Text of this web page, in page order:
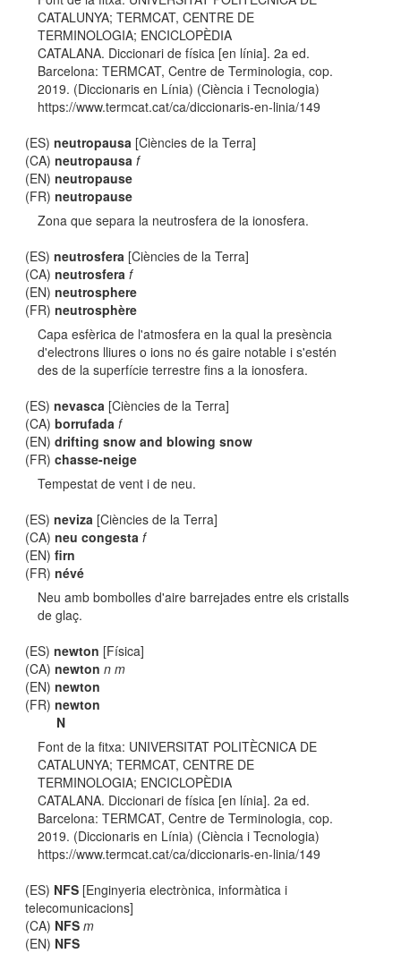
CATALUNYA; TERMCAT, CENTRE DE
TERMINOLOGIA; ENCICLOPÈDIA
CATALANA. Diccionari de física [en línia]. 2a ed.
Barcelona: TERMCAT, Centre de Terminologia, cop.
2019. (Diccionaris en Línia) (Ciència i Tecnologia)
https://www.termcat.cat/ca/diccionaris-en-linia/149
(ES)neutropausa [Ciències de la Terra]
(CA)neutropausa f
(EN)neutropause
(FR)neutropause
Zona que separa la neutrosfera de la ionosfera.
(ES)neutrosfera [Ciències de la Terra]
(CA)neutrosfera f
(EN)neutrosphere
(FR)neutrosphère
Capa esfèrica de l'atmosfera en la qual la presència
d'electrons lliures o ions no és gaire notable i s'estén
des de la superfície terrestre fins a la ionosfera.
(ES)nevasca [Ciències de la Terra]
(CA)borrufada f
(EN)drifting snow and blowing snow
(FR)chasse-neige
Tempestat de vent i de neu.
(ES)neviza [Ciències de la Terra]
(CA)neu congesta f
(EN)firn
(FR)névé
Neu amb bombolles d'aire barrejades entre els cristalls
de glaç.
(ES)newton [Física]
(CA)newton n m
(EN)newton
(FR)newton
N
Font de la fitxa: UNIVERSITAT POLITÈCNICA DE
CATALUNYA; TERMCAT, CENTRE DE
TERMINOLOGIA; ENCICLOPÈDIA
CATALANA. Diccionari de física [en línia]. 2a ed.
Barcelona: TERMCAT, Centre de Terminologia, cop.
2019. (Diccionaris en Línia) (Ciència i Tecnologia)
https://www.termcat.cat/ca/diccionaris-en-linia/149
(ES) NFS [Enginyeria electrònica, informàtica i
telecomunicacions]
(CA) NFS m
(EN) NFS